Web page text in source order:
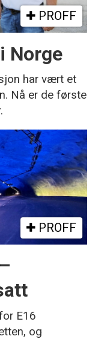
PROFF
Norge
har vært et
Nå er de første
PROFF
E16
og